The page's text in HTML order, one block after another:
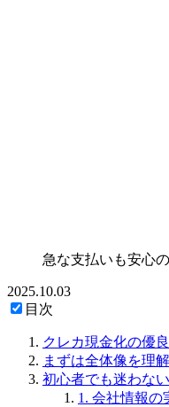
急な支払いも安心
2025.10.03
目次
クレカ現金化の優
まずは全体像を理
初心者でも迷わな
1. 会社情報の